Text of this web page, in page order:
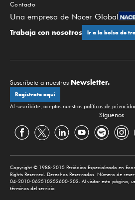
Contacto
Una empresa de Nacer Global
Trabaja con nosotros Ir a la bolsa de
Suscríbete a nuestros Newsletter.
Regístrate aquí
Al suscribirte, aceptas nuestras políticas de
Síguenos
Copyright © 1988-2015 Periódico Especializado en
Rights Reserved. Derechos Reservados. Número de
04-2010-062510353600-203. Al visitar esta página,
términos del servicio